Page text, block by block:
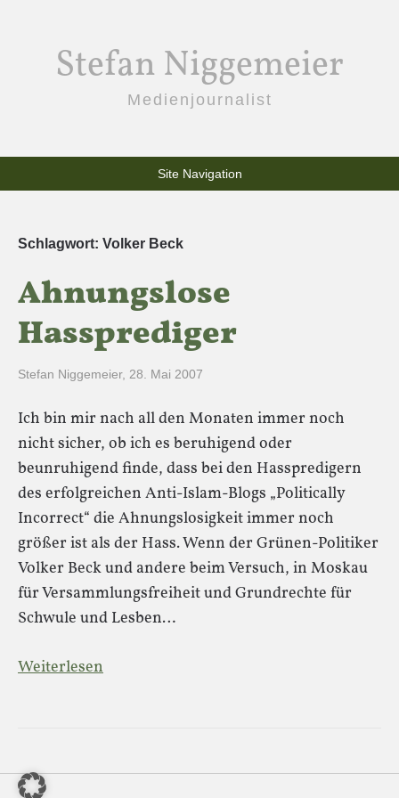
Stefan Niggemeier
Medienjournalist
Site Navigation
Schlagwort: Volker Beck
Ahnungslose
Hassprediger
Stefan Niggemeier, 28. Mai 2007
Ich bin mir nach all den Monaten immer noch
nicht sicher, ob ich es beruhigend oder
beunruhigend finde, dass bei den Hasspredigern
des erfolgreichen Anti-Islam-Blogs „Politically
Incorrect“ die Ahnungslosigkeit immer noch
größer ist als der Hass. Wenn der Grünen-Politiker
Volker Beck und andere beim Versuch, in Moskau
für Versammlungsfreiheit und Grundrechte für
Schwule und Lesben…
Weiterlesen